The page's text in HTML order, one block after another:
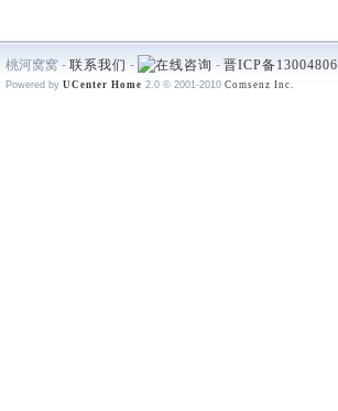
桃河窝窝 - 联系我们 - - 晋ICP备
Powered by UCenter Home 2.0 © 2001-2010 Comsenz Inc.